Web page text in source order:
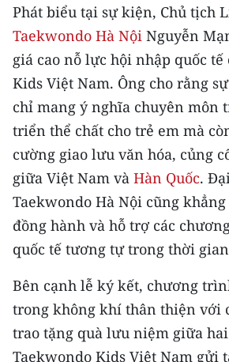
Đồng bằng sông Hồng
Bắc Trung Bộ
Duyên hải Nam Trung Bộ và Tây
Nguyên
Đông Nam Bộ
Đồng bằng sông Cửu Long
Chuyên trang Hà Nội
Chuyên trang TP. Hồ Chí Minh
CHUYÊN ĐỀ
CÁC CHUYÊN TRANG
Phát biểu tại sự kiện, Chủ tịch
Taekwondo Hà Nội Nguyễn
giá cao nỗ lực hội nhập quốc tế
Kids Việt Nam. Ông cho rằng
chỉ mang ý nghĩa chuyên môn
triển thể chất cho trẻ em mà
cường giao lưu văn hóa, củng
giữa Việt Nam và Hàn Quốc.
Taekwondo Hà Nội cũng
đồng hành và hỗ trợ các
quốc tế tương tự trong thời
Bên cạnh lễ ký kết, chương
trong không khí thân thiện với
trao tặng quà lưu niệm giữa
Taekwondo Kids Việt Nam gửi